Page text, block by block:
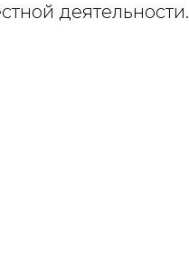
деятельности.